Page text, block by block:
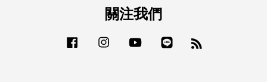
關注我們
Facebook Instagram YouTube